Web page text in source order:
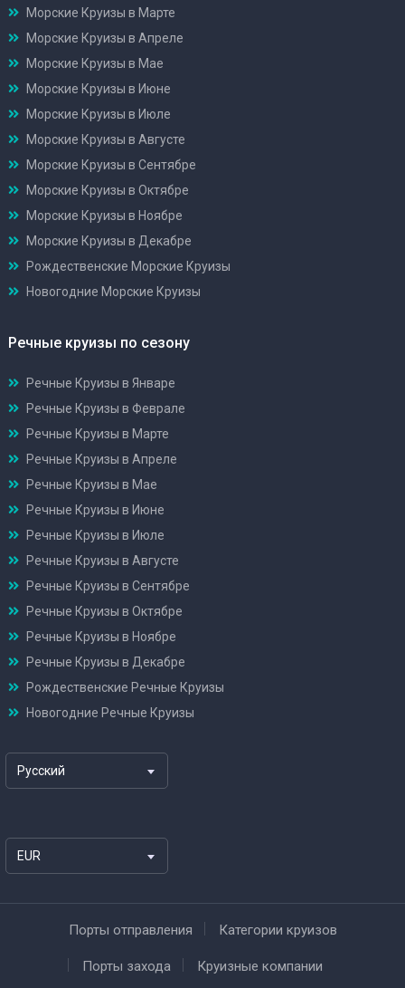
Морские Круизы в Марте
Морские Круизы в Апреле
Морские Круизы в Мае
Морские Круизы в Июне
Морские Круизы в Июле
Морские Круизы в Августе
Морские Круизы в Сентябре
Морские Круизы в Октябре
Морские Круизы в Ноябре
Морские Круизы в Декабре
Рождественские Морские Круизы
Новогодние Морские Круизы
Речные круизы по сезону
Речные Круизы в Январе
Речные Круизы в Феврале
Речные Круизы в Марте
Речные Круизы в Апреле
Речные Круизы в Мае
Речные Круизы в Июне
Речные Круизы в Июле
Речные Круизы в Августе
Речные Круизы в Сентябре
Речные Круизы в Октябре
Речные Круизы в Ноябре
Речные Круизы в Декабре
Рождественские Речные Круизы
Новогодние Речные Круизы
Русский
EUR
Порты отправления Категории круизов
Порты захода Круизные компании